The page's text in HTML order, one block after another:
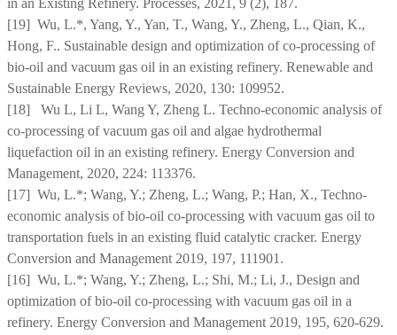
in an Existing Refinery. Processes, 2021, 9 (2), 187.
[19] Wu, L.*, Yang, Y., Yan, T., Wang, Y., Zheng, L., Qian, K.,
Hong, F.. Sustainable design and optimization of co-processing of
bio-oil and vacuum gas oil in an existing refinery. Renewable and
Sustainable Energy Reviews, 2020, 130: 109952.
[18] Wu L, Li L, Wang Y, Zheng L. Techno-economic analysis of
co-processing of vacuum gas oil and algae hydrothermal
liquefaction oil in an existing refinery. Energy Conversion and
Management, 2020, 224: 113376.
[17] Wu, L.*; Wang, Y.; Zheng, L.; Wang, P.; Han, X., Techno-
economic analysis of bio-oil co-processing with vacuum gas oil to
transportation fuels in an existing fluid catalytic cracker. Energy
Conversion and Management 2019, 197, 111901.
[16] Wu, L.*; Wang, Y.; Zheng, L.; Shi, M.; Li, J., Design and
optimization of bio-oil co-processing with vacuum gas oil in a
refinery. Energy Conversion and Management 2019, 195, 620-629.